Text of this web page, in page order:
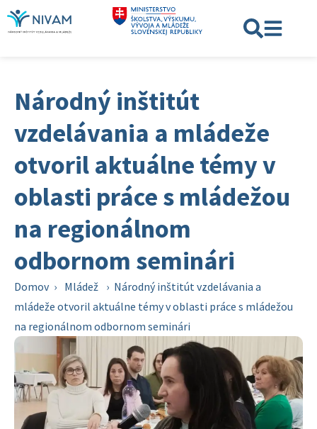
Národný inštitút
vzdelávania a mládeže
otvoril aktuálne témy v
oblasti práce s mládežou
na regionálnom
odbornom seminári
Domov › Mládež › Národný inštitút vzdelávania a
mládeže otvoril aktuálne témy v oblasti práce s mládežou
na regionálnom odbornom seminári